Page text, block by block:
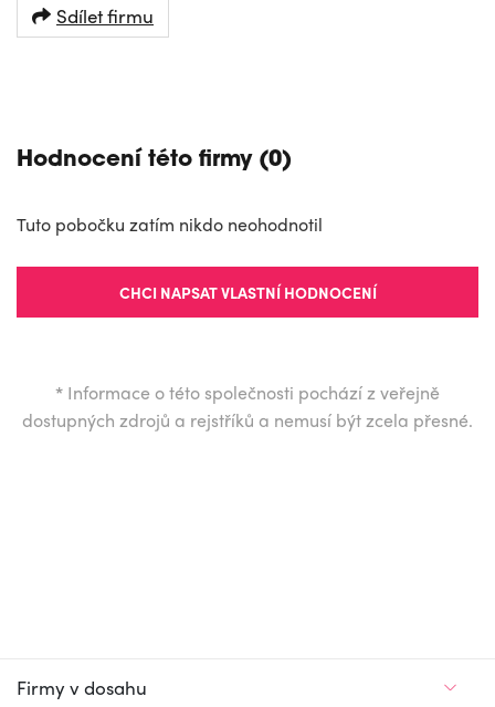
Sdílet firmu
Hodnocení této firmy (0)
Tuto pobočku zatím nikdo neohodnotil
CHCI NAPSAT VLASTNÍ HODNOCENÍ
* Informace o této společnosti pochází z veřejně
dostupných zdrojů a rejstříků a nemusí být zcela přesné.
Firmy v dosahu